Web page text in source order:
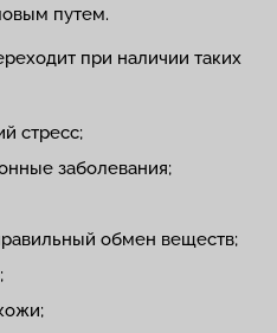
путем.
при наличии таких
стресс;
заболевания;
обмен веществ;